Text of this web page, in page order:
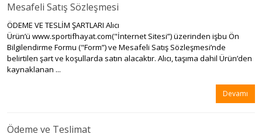
Mesafeli Satış Sözleşmesi
ÖDEME VE TESLİM ŞARTLARI Alıcı
Ürün’ü www.sportifhayat.com("İnternet Sitesi”) üzerinden işbu Ön
Bilgilendirme Formu ("Form”) ve Mesafeli Satış Sözleşmesi’nde
belirtilen şart ve koşullarda satın alacaktır. Alıcı, taşıma dahil Ürün’den
kaynaklanan ...
Devamı
Ödeme ve Teslimat